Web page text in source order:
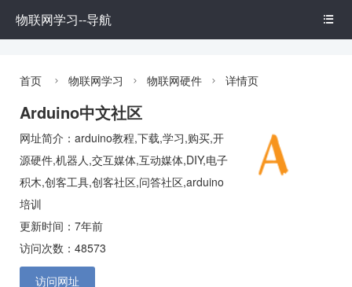
物联网学习--导航 
首页  物联网学习  物联网硬件  详情页
Arduino中文社区
网址简介：arduino教程,下载,学习,购买,开
源硬件,机器人,交互媒体,互动媒体,DIY,电子
积木,创客工具,创客社区,问答社区,arduino
培训
更新时间：7年前
访问次数：48573
访问网址